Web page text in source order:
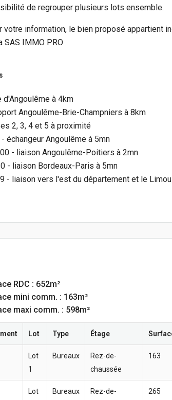
de regrouper plusieurs lots ensemble.
votre information, le bien proposé appartient
SAS IMMO PRO
d'Angoulême à 4km
Angoulême-Brie-Champniers à 8km
2, 3, 4 et 5 à proximité
échangeur Angoulême à 5mn
- liaison Angoulême-Poitiers à 2mn
- liaison Bordeaux-Paris à 5mn
- liaison vers l'est du département et le
RDC : 652m²
mini comm. : 163m²
maxi comm. : 598m²
Lot Type Étage
Lot
1
Bureaux
Rez-de-
chaussée
163
Lot
Bureaux
Rez-de-
265